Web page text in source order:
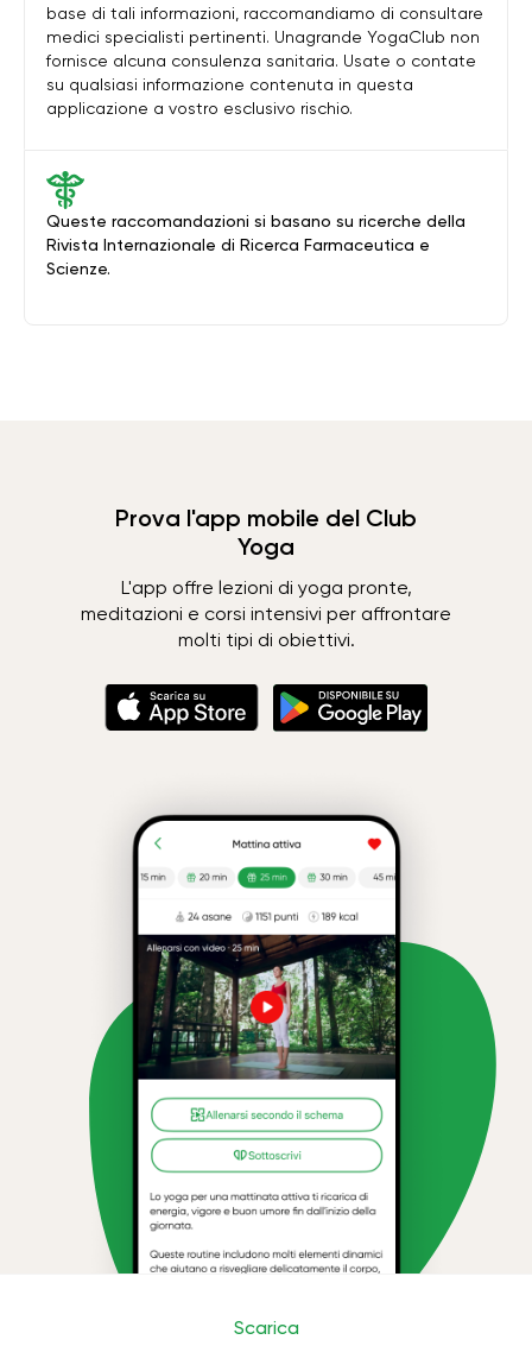
Queste raccomandazioni si basano su ricerche della
Rivista Internazionale di Ricerca Farmaceutica e
Scienze.
base di tali informazioni, raccomandiamo di consultare
medici specialisti pertinenti. Unagrande YogaClub non
fornisce alcuna consulenza sanitaria. Usate o contate
su qualsiasi informazione contenuta in questa
applicazione a vostro esclusivo rischio.
Prova l'app mobile del Club
Yoga
L'app offre lezioni di yoga pronte,
meditazioni e corsi intensivi per affrontare
molti tipi di obiettivi.
Scarica